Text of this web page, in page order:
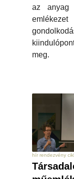
az anyag
meg.
hír rendezvény